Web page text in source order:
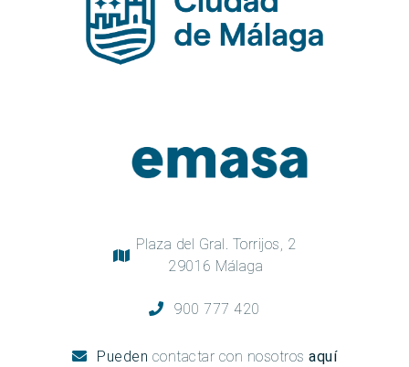
Plaza del Gral. Torrijos, 2
29016 Málaga
900 777 420
Pueden contactar con nosotros aquí